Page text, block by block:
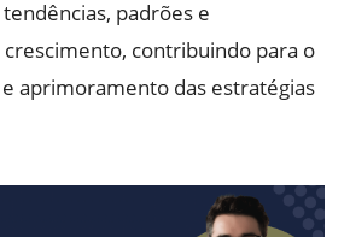
padrões e
contribuindo para o
aprimoramento das estratégias